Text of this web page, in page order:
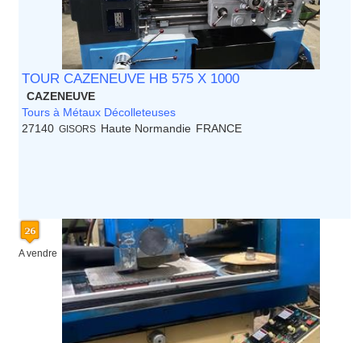
TOUR CAZENEUVE HB 575 X 1000
CAZENEUVE
Tours à Métaux Décolleteuses
27140 GISORS Haute Normandie FRANCE
A vendre